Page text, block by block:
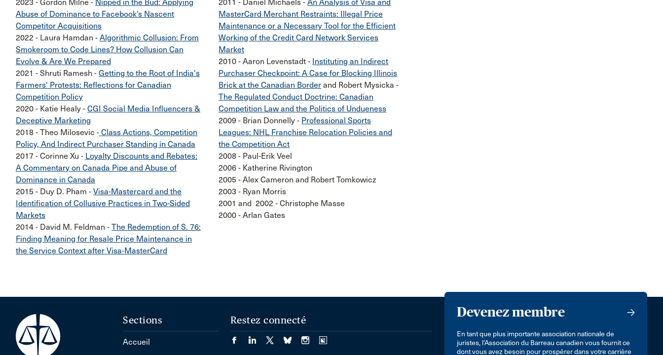
2023 - Gordon Milne - Nipped in the Bud: Applying
Abuse of Dominance to Facebook’s Nascent
Competitor Acquisitions
2022 - Laura Hamdan - Algorithmic Collusion: From
Smokeroom to Code Lines? How Collusion Can
Evolve & Are We Prepared
2021 - Shruti Ramesh - Getting to the Root of India's
Farmers' Protests: Reflections for Canadian
Competition Policy
2020 - Katie Healy - CGI Social Media Influencers &
Deceptive Marketing
2018 - Theo Milosevic - Class Actions, Competition
Policy, And Indirect Purchaser Standing in Canada
2017 - Corinne Xu - Loyalty Discounts and Rebates:
A Commentary on Canada Pipe and Abuse of
Dominance in Canada
2015 - Duy D. Pham - Visa-Mastercard and the
Identification of Collusive Practices in Two-Sided
Markets
2014 - David M. Feldman - The Redemption of S. 76:
Finding Meaning for Resale Price Maintenance in
the Service Context after Visa-MasterCard
2011 - Daniel Michaels -An Analysis of Visa and
MasterCard Merchant Restraints: Illegal Price
Maintenance or a Necessary Tool for the Efficient
Working of the Credit Card Network Services
Market
2010 - Aaron Levenstadt - Instituting an Indirect
Purchaser Checkpoint: A Case for Blocking Illinois
Brick at the Canadian Border and Robert Mysicka -
The Regulated Conduct Doctrine: Canadian
Competition Law and the Politics of Undueness
2009 - Brian Donnelly - Professional Sports
Leagues: NHL Franchise Relocation Policies and
the Competition Act
2008 - Paul-Erik Veel
2006 - Katherine Rivington
2005 - Alex Cameron and Robert Tomkowicz
2003 - Ryan Morris
2001 and 2002 - Christophe Masse
2000 - Arlan Gates
Devenez membre
En tant que plus importante association nationale de
juristes, l’Association du Barreau canadien vous fournit ce
dont vous avez besoin pour prospérer dans votre carrière
Sections
Accueil
Restez connecté